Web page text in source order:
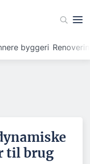
byggeri
til brug